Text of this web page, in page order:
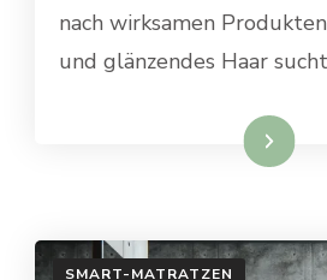
nach wirksamen
und glänzendes Haar
Weiterlesen
SMART-MATRATZEN